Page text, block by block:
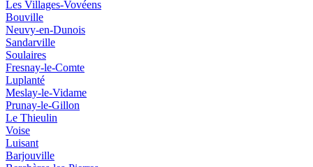
Les Villages-Vovéens
Bouville
Neuvy-en-Dunois
Sandarville
Soulaires
Fresnay-le-Comte
Luplanté
Meslay-le-Vidame
Prunay-le-Gillon
Le Thieulin
Voise
Luisant
Barjouville